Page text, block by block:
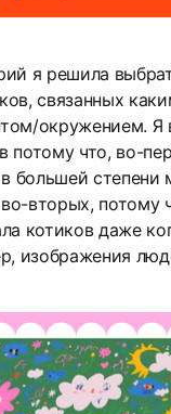
я решила
связанных
окружением. Я
потому что, во-
большей степени
вторых, потому
котиков даже
изображения